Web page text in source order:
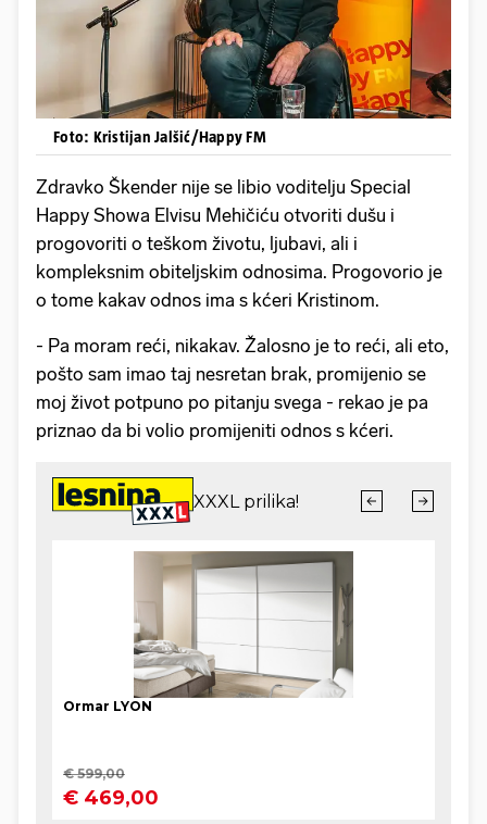
Foto: Kristijan Jalšić/Happy FM
Zdravko Škender nije se libio voditelju Special
Happy Showa Elvisu Mehičiću otvoriti dušu i
progovoriti o teškom životu, ljubavi, ali i
kompleksnim obiteljskim odnosima. Progovorio je
o tome kakav odnos ima s kćeri Kristinom.
- Pa moram reći, nikakav. Žalosno je to reći, ali eto,
pošto sam imao taj nesretan brak, promijenio se
moj život potpuno po pitanju svega - rekao je pa
priznao da bi volio promijeniti odnos s kćeri.